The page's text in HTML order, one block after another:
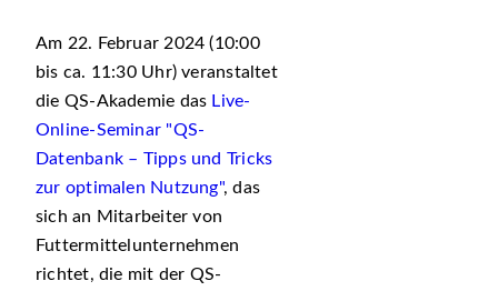
Am 22. Februar 2024 (10:00
bis ca. 11:30 Uhr) veranstaltet
die QS-Akademie das Live-
Online-Seminar "QS-
Datenbank – Tipps und Tricks
zur optimalen Nutzung", das
sich an Mitarbeiter von
Futtermittelunternehmen
richtet, die mit der QS-